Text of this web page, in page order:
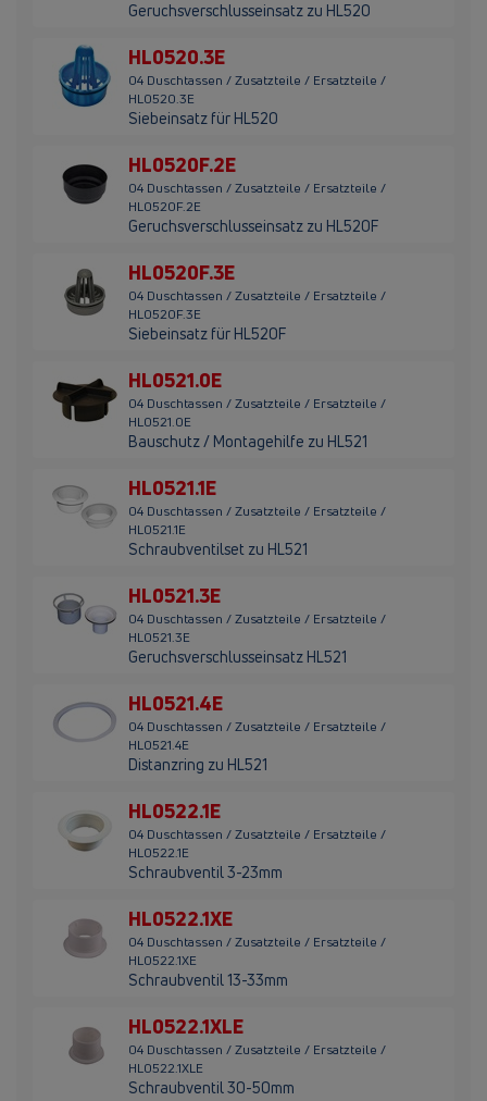
Geruchsverschlusseinsatz zu HL520
HL0520.3E
04 Duschtassen / Zusatzteile / Ersatzteile /
HL0520.3E
Siebeinsatz für HL520
HL0520F.2E
04 Duschtassen / Zusatzteile / Ersatzteile /
HL0520F.2E
Geruchsverschlusseinsatz zu HL520F
HL0520F.3E
04 Duschtassen / Zusatzteile / Ersatzteile /
HL0520F.3E
Siebeinsatz für HL520F
HL0521.0E
04 Duschtassen / Zusatzteile / Ersatzteile /
HL0521.0E
Bauschutz / Montagehilfe zu HL521
HL0521.1E
04 Duschtassen / Zusatzteile / Ersatzteile /
HL0521.1E
Schraubventilset zu HL521
HL0521.3E
04 Duschtassen / Zusatzteile / Ersatzteile /
HL0521.3E
Geruchsverschlusseinsatz HL521
HL0521.4E
04 Duschtassen / Zusatzteile / Ersatzteile /
HL0521.4E
Distanzring zu HL521
HL0522.1E
04 Duschtassen / Zusatzteile / Ersatzteile /
HL0522.1E
Schraubventil 3-23mm
HL0522.1XE
04 Duschtassen / Zusatzteile / Ersatzteile /
HL0522.1XE
Schraubventil 13-33mm
HL0522.1XLE
04 Duschtassen / Zusatzteile / Ersatzteile /
HL0522.1XLE
Schraubventil 30-50mm